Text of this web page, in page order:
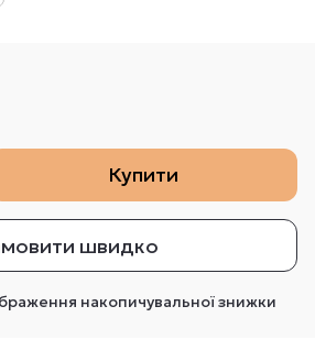
Купити
швидко
накопичувальної знижки